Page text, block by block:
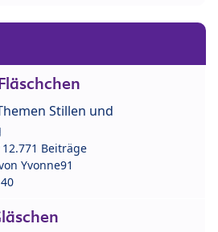
Stillen und
Beiträge
Yvonne91